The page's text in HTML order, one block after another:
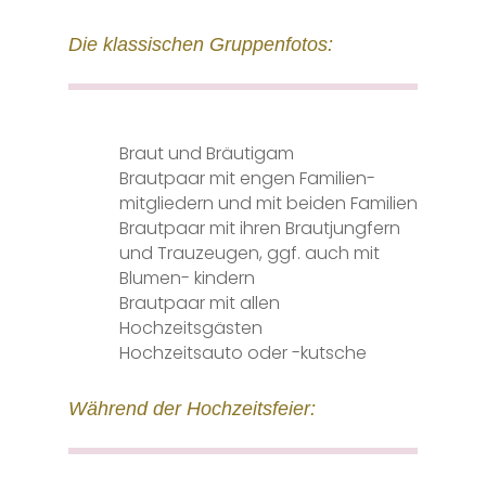
Die klassischen Gruppenfotos:
Braut und Bräutigam
Brautpaar mit engen Familien-
mitgliedern und mit beiden Familien
Brautpaar mit ihren Brautjungfern
und Trauzeugen, ggf. auch mit
Blumen- kindern
Brautpaar mit allen
Hochzeitsgästen
Hochzeitsauto oder -kutsche
Während der Hochzeitsfeier: